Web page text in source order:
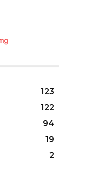
123
122
94
19
2